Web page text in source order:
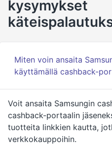
kysymykset
Miten voin ansaita
käyttämällä cashback-
Voit ansaita Samsungin
cashback-portaalin
tuotteita linkkien kautta,
verkkokauppoihin.